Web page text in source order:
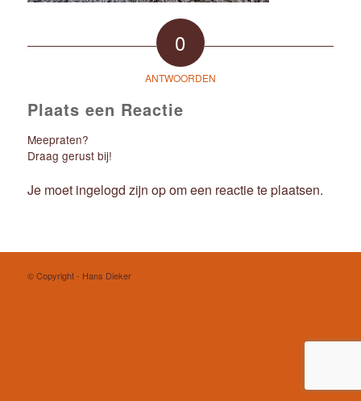
0
ANTWOORDEN
Plaats een Reactie
Meepraten?
Draag gerust bij!
Je moet ingelogd zijn opom een reactie te plaatsen.
© Copyright - Hans Dieker